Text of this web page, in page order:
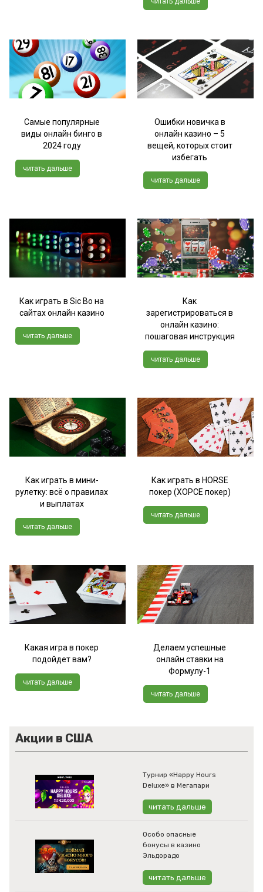
Самые популярные
виды онлайн бинго в
2024 году
читать дальше
Ошибки новичка в
онлайн казино – 5
вещей, которых стоит
избегать
читать дальше
Как играть в Sic Bo на
сайтах онлайн казино
читать дальше
Как
зарегистрироваться в
онлайн казино:
пошаговая инструкция
читать дальше
Как играть в мини-
рулетку: всё о правилах
и выплатах
читать дальше
Как играть в HORSE
покер (ХОРСЕ покер)
читать дальше
Какая игра в покер
подойдет вам?
читать дальше
Делаем успешные
онлайн ставки на
Формулу-1
читать дальше
Акции в США
Турнир «Happy Hours
Deluxe» в Мегапари
читать дальше
Особо опасные
бонусы в казино
Эльдорадо
читать дальше